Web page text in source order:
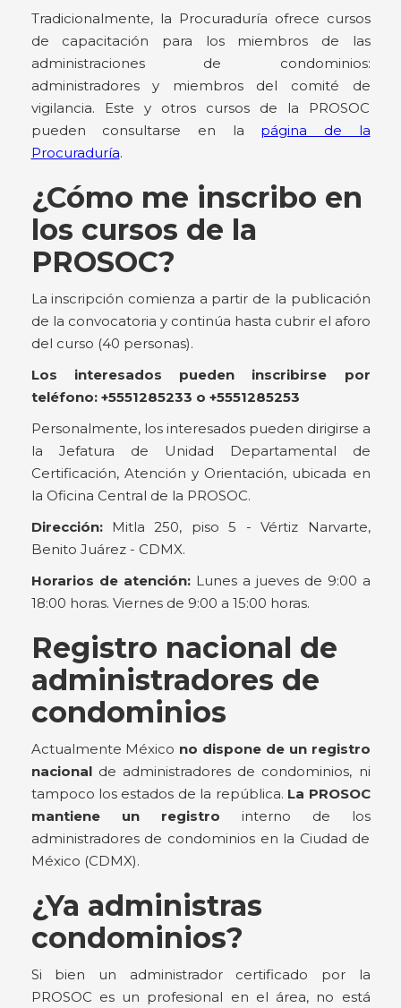
Tradicionalmente, la Procuraduría ofrece cursos
de capacitación para los miembros de las
administraciones de condominios:
administradores y miembros del comité de
vigilancia. Este y otros cursos de la PROSOC
pueden consultarse en la página de la
Procuraduría.
¿Cómo me inscribo en
los cursos de la
PROSOC?
La inscripción comienza a partir de la publicación
de la convocatoria y continúa hasta cubrir el aforo
del curso (40 personas).
Los interesados pueden inscribirse por
teléfono: +5551285233 o +5551285253
Personalmente, los interesados pueden dirigirse a
la Jefatura de Unidad Departamental de
Certificación, Atención y Orientación, ubicada en
la Oficina Central de la PROSOC.
Dirección:Mitla 250, piso 5 - Vértiz Narvarte,
Benito Juárez - CDMX.
Horarios de atención:Lunes a jueves de 9:00 a
18:00 horas. Viernes de 9:00 a 15:00 horas.
Registro nacional de
administradores de
condominios
Actualmente México no dispone de un registro
nacionalde administradores de condominios, ni
tampoco los estados de la república. La PROSOC
mantiene un registro interno de los
administradores de condominios en la Ciudad de
México (CDMX).
¿Ya administras
condominios?
Si bien un administrador certificado por la
PROSOC es un profesional en el área, no está